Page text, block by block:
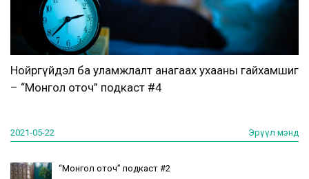
Нойргүйдэл ба уламжлалт анагаах ухааны гайхамшиг
– “Монгол оточ” подкаст #4
2021-05-22 Эрүүл мэнд
“Монгол оточ” подкаст #2